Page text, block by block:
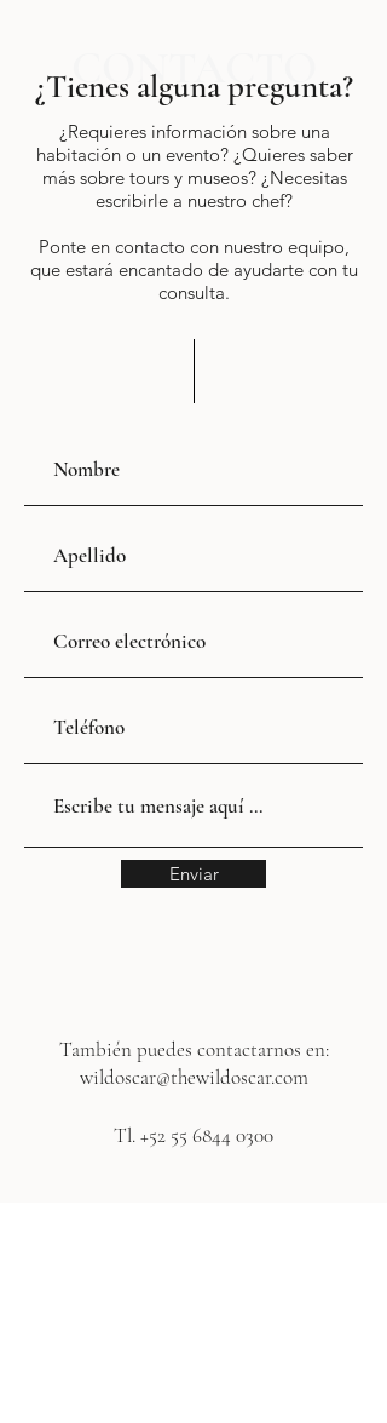
CONTACTO
¿Tienes alguna pregunta?
¿Requieres información sobre una
habitación o un evento? ¿Quieres saber
más sobre tours y museos? ¿Necesitas
escribirle a nuestro chef?
Ponte en contacto con nuestro equipo,
que estará encantado de ayudarte con tu
consulta.
Enviar
También puedes contactarnos en:
wildoscar@thewildoscar.com
Tl. +52 55 6844 0300